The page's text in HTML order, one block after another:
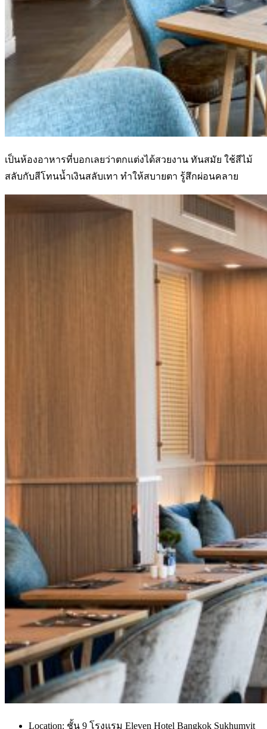
เป็นห้องอาหารที่บอกเลยว่าตกแต่งได้สวยงาน ทันสมัย ใช้สีไม้
สลับกับสีโทนน้ำเงินสลับเทา ทำให้สบายตา รู้สึกผ่อนคลาย
Location: ชั้น 9 โรงแรม Eleven Hotel Bangkok Sukhumvit